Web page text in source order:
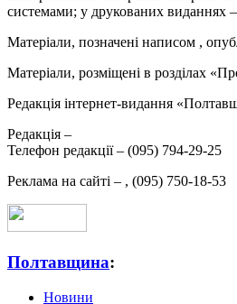
системами; у друкованих виданнях
Матеріали, позначені написом ,
Матеріали, розміщені в розділах
Редакція інтернет-видання
Редакція –
Телефон редакції – (095) 794-29-25
Реклама на сайті – , (095) 750-18-53
Полтавщина:
Новини